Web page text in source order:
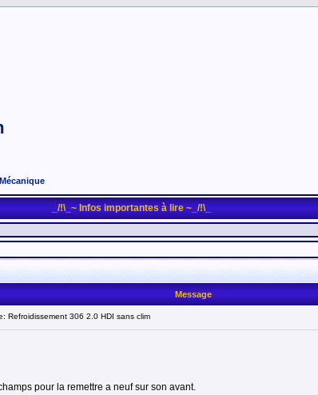
_/!\_~ Infos importantes à lire ~_/!\_
Message
Refroidissement 306 2.0 HDI sans clim
pour la remettre a neuf sur son avant.